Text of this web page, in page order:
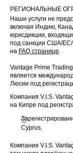
РЕГИОНАЛЬНЫЕ
Наши услуги не
включая Индию,
юрисдикции,
под санкции США/
на FAQ странице.
Vantage Prime
является
Люсии под
Компания V.I.S.
на Кипре под
Cyprus.
Компания V.I.S.